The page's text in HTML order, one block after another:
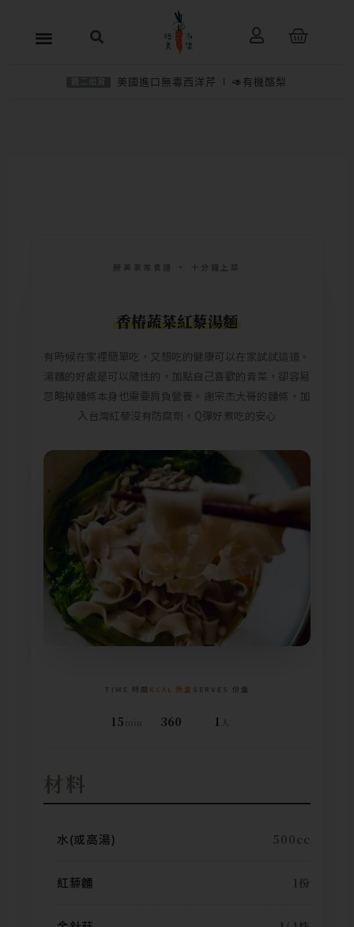
購
美國進口無毒西洋芹 🥑有機酪梨
香椿蔬菜紅藜湯麵
有時候在家裡簡單吃，又想吃的健康可以在家試試這道。
湯麵的好處是可以隨性的，加點自己喜歡的青菜，卻容易
忽略掉麵條本身也需要肩負營養。謝宗杰大哥的麵條，加
入台灣紅藜沒有防腐劑，Q彈好煮吃的安心
TIME 時間
15
KCAL 熱量
360
SERVES 份量
1
材料
水(或高湯) 500cc
紅藜麵 1份